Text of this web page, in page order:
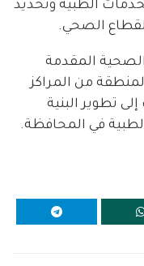
الطبية وتحديد
الصحي.
المقدمة
من المراكز
تطوير البنية
في المحافظة.